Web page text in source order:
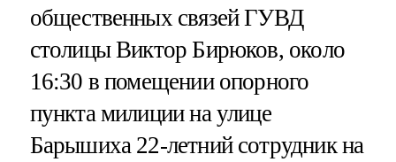
общественных связей ГУВД
столицы Виктор Бирюков, около
16:30 в помещении опорного
пункта милиции на улице
Барышиха 22-летний сотрудник на